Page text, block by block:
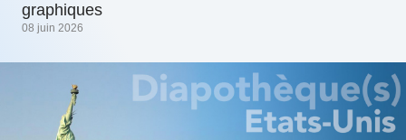
graphiques
08 juin 2026